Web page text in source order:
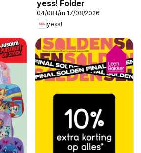
yess! Folder
04/08 t/m 17/08/2026
yess!